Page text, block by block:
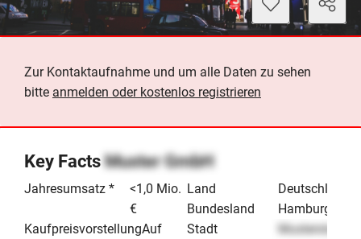
Zur Kontaktaufnahme und um alle Daten zu sehen
bitte anmelden oder kostenlos registrieren
Key FactsMuster GmbH
Jahresumsatz *
<1,0 Mio.
€
KaufpreisvorstellungAuf
Land
Deutschland
Bundesland
Hamburg
Stadt
Musterstadt